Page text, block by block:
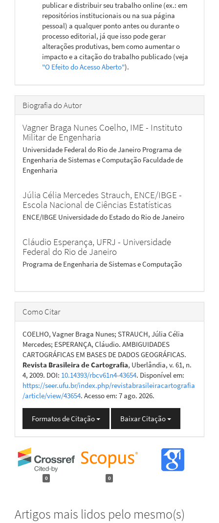
publicar e distribuir seu trabalho online (ex.: em
repositórios institucionais ou na sua página
pessoal) a qualquer ponto antes ou durante o
processo editorial, já que isso pode gerar
alterações produtivas, bem como aumentar o
impacto e a citação do trabalho publicado (veja
"O Efeito do Acesso Aberto").
Biografia do Autor
Vagner Braga Nunes Coelho, IME - Instituto
Militar de Engenharia
Universidade Federal do Rio de Janeiro Programa de
Engenharia de Sistemas e Computação Faculdade de
Engenharia
Júlia Célia Mercedes Strauch, ENCE/IBGE -
Escola Nacional de Ciências Estatísticas
ENCE/IBGE Universidade do Estado do Rio de Janeiro
Cláudio Esperança, UFRJ - Universidade
Federal do Rio de Janeiro
Programa de Engenharia de Sistemas e Computação
Como Citar
COELHO, Vagner Braga Nunes; STRAUCH, Júlia Célia
Mercedes; ESPERANÇA, Cláudio. AMBIGUIDADES
CARTOGRÁFICAS EM BASES DE DADOS GEOGRÁFICAS.
Revista Brasileira de Cartografia, Uberlândia, v. 61, n.
4, 2009. DOI: 10.14393/rbcv61n4-43654. Disponível em:
https://seer.ufu.br/index.php/revistabrasileiracartografia
/article/view/43654. Acesso em: 7 ago. 2026.
Formatos de Citação Baixar Citação
0 0
Artigos mais lidos pelo mesmo(s)